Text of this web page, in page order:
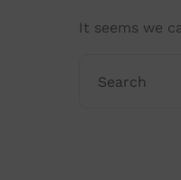
It seems we